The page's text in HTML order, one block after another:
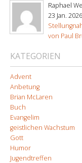
Raphael
23 Jan. 2026
von Paul
KATEGORIEN
Advent
Anbetung
Brian McLaren
Buch
Evangelim
geistlichen Wachstum
Gott
Humor
Jugendtreffen